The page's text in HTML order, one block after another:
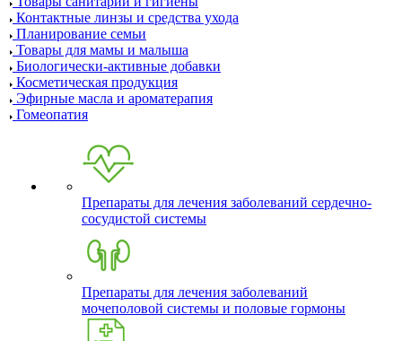
Контактные линзы и средства ухода
Планирование семьи
Товары для мамы и малыша
Биологически-активные добавки
Косметическая продукция
Эфирные масла и ароматерапия
Гомеопатия
Препараты для лечения заболеваний сердечно-
сосудистой системы
Препараты для лечения заболеваний
мочеполовой системы и половые гормоны